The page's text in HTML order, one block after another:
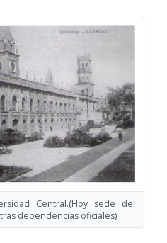
Central.(Hoy sede del
dependencias oficiales)